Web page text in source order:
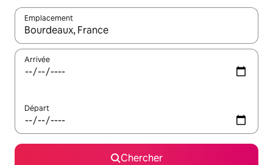
Emplacement
Quand les résultats sont affichés, parcourez-les en utilisant
Arrivée
Départ
Chercher